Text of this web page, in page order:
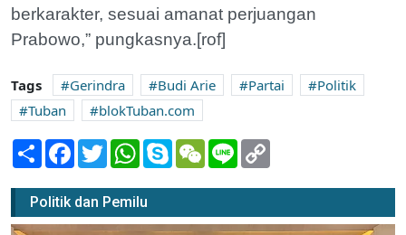
berkarakter, sesuai amanat perjuangan
Prabowo,” pungkasnya.[rof]
Tags Gerindra Budi Arie Partai
Politik
Tuban
blokTuban.com
Share Facebook
TwitterWhatsApp
SkypeWeChatLine
Politik dan Pemilu